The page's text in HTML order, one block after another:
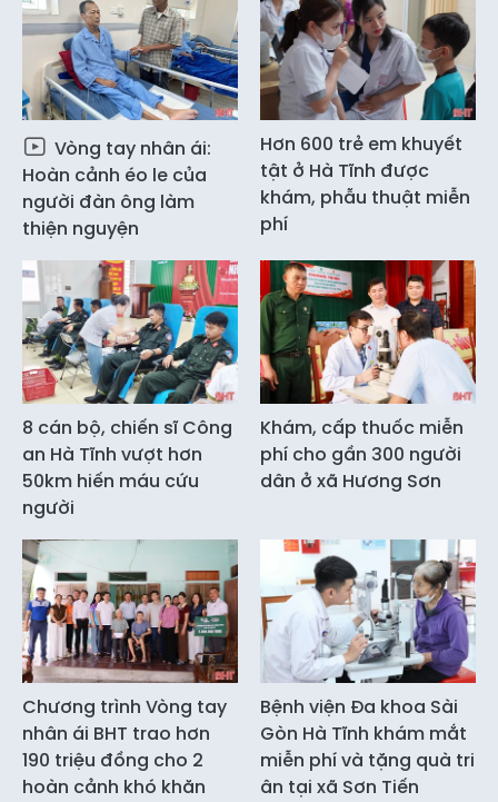
Vòng tay nhân ái:
Hoàn cảnh éo le của
người đàn ông làm
thiện nguyện
Hơn 600 trẻ em khuyết
tật ở Hà Tĩnh được
khám, phẫu thuật miễn
phí
8 cán bộ, chiến sĩ Công
an Hà Tĩnh vượt hơn
50km hiến máu cứu
người
Khám, cấp thuốc miễn
phí cho gần 300 người
dân ở xã Hương Sơn
Chương trình Vòng tay
nhân ái BHT trao hơn
190 triệu đồng cho 2
hoàn cảnh khó khăn
Bệnh viện Đa khoa Sài
Gòn Hà Tĩnh khám mắt
miễn phí và tặng quà tri
ân tại xã Sơn Tiến